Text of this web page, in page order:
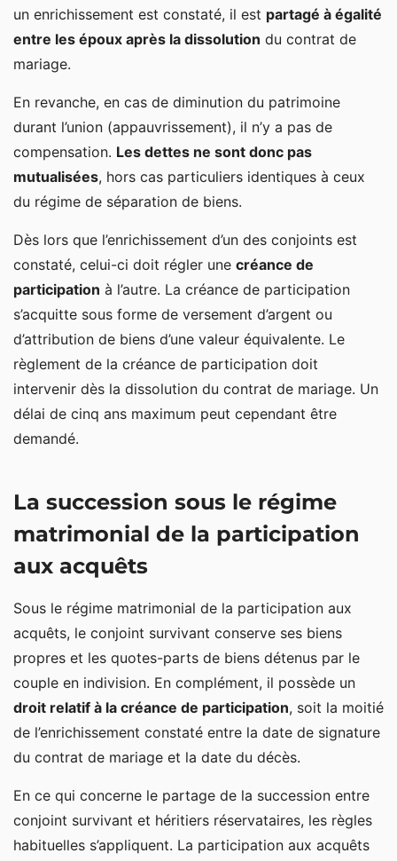
un enrichissement est constaté, il est partagé à égalité
entre les époux après la dissolution du contrat de
mariage.
En revanche, en cas de diminution du patrimoine
durant l’union (appauvrissement), il n’y a pas de
compensation. Les dettes ne sont donc pas
mutualisées, hors cas particuliers identiques à ceux
du régime de séparation de biens.
Dès lors que l’enrichissement d’un des conjoints est
constaté, celui-ci doit régler une créance de
participation à l’autre. La créance de participation
s’acquitte sous forme de versement d’argent ou
d’attribution de biens d’une valeur équivalente. Le
règlement de la créance de participation doit
intervenir dès la dissolution du contrat de mariage. Un
délai de cinq ans maximum peut cependant être
demandé.
La succession sous le régime
matrimonial de la participation
aux acquêts
Sous le régime matrimonial de la participation aux
acquêts, le conjoint survivant conserve ses biens
propres et les quotes-parts de biens détenus par le
couple en indivision. En complément, il possède un
droit relatif à la créance de participation, soit la moitié
de l’enrichissement constaté entre la date de signature
du contrat de mariage et la date du décès.
En ce qui concerne le partage de la succession entre
conjoint survivant et héritiers réservataires, les règles
habituelles s’appliquent. La participation aux acquêts